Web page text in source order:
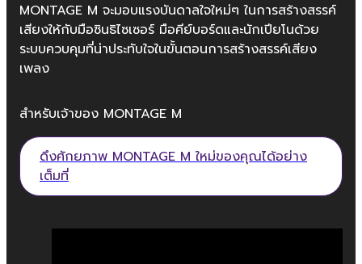
MONTAGE M จะมอบแรงบันดาลใจใหม่ๆ ในการสร้างสรรค์
เสียงให้กับมือซินธิไซเซอร์ มือคีย์บอร์ดและนักเปียโนด้วย
ระบบควบคุมที่น่าประทับใจในขั้นตอนการสร้างสรรค์เสียง
เพลง
สำหรับเจ้าของ MONTAGE M
ดึงศักยภาพ MONTAGE M ใหม่ของคุณได้อย่าง
เต็มที่